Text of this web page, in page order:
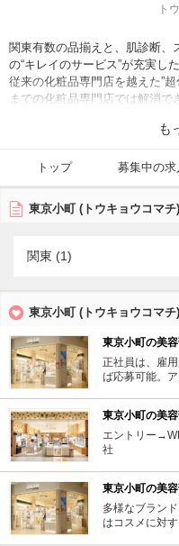
ト
関東有数の品揃えと、肌診断
の“キレイのサービス”が充実し
従来の化粧品専門店を越えた”
までの化粧品専門店では解消
アットコスメキャリアでは欠
基本的には美容部員未経験でも
も
トップ 募集中の求
東京小町 (トウキョウコマ
関東 (1)
東京小町 (トウキョウコマ
東京小町の美
正社員は、雇
ば応募可能。
客業にやりが
務を遂行でき
広い業務に携
東京小町の美
エントリー
社
東京小町の美
多様なブラン
はコスメに対